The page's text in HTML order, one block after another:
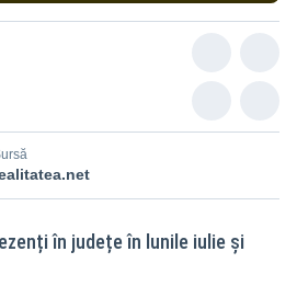
în județe în lunile iulie și